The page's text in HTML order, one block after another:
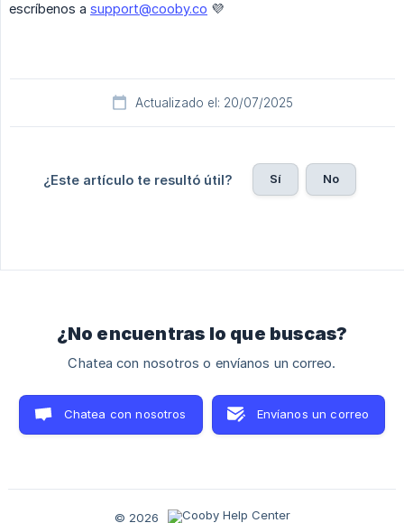
escríbenos a support@cooby.co 💜
Actualizado el: 20/07/2025
¿Este artículo te resultó útil? Sí No
¿No encuentras lo que buscas?
Chatea con nosotros o envíanos un correo.
Chatea con nosotros Envíanos un correo
© 2026